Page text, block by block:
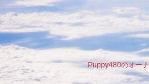
Puppy480のオーナ